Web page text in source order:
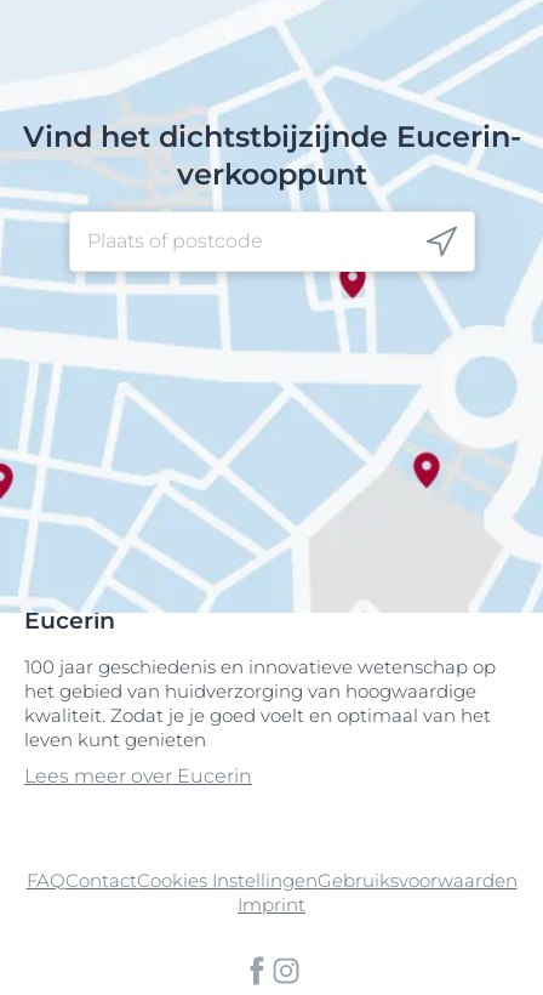
Vind het dichtstbijzijnde Eucerin-
verkooppunt
Eucerin
100 jaar geschiedenis en innovatieve wetenschap op
het gebied van huidverzorging van hoogwaardige
kwaliteit. Zodat je je goed voelt en optimaal van het
leven kunt genieten
Lees meer over Eucerin
FAQContactCookies InstellingenGebruiksvoorwaarden
Imprint